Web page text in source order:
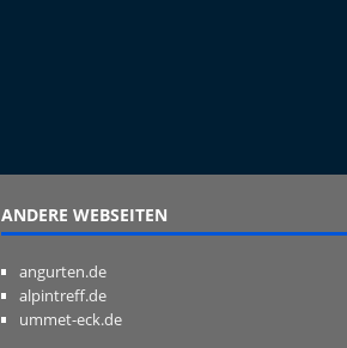
ANDERE WEBSEITEN
angurten.de
alpintreff.de
ummet-eck.de